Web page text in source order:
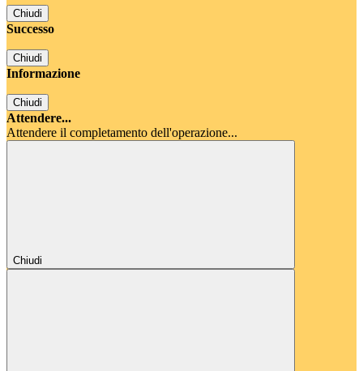
Chiudi
Successo
Chiudi
Informazione
Chiudi
Attendere...
Attendere il completamento dell'operazione...
Chiudi